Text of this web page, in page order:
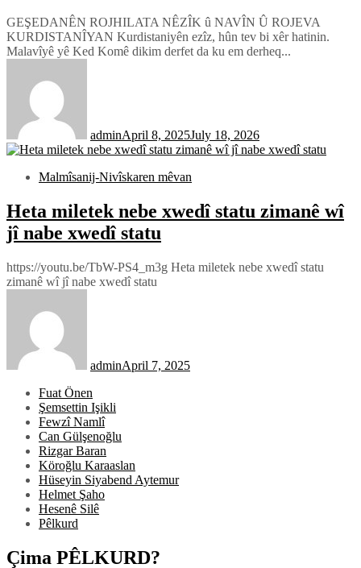
GEŞEDANÊN ROJHILATA NÊZÎK û NAVÎN Û ROJEVA
KURDISTANÎYAN Kurdistaniyên ezîz, hûn tev bi xêr hatinin.
Malavîyê yê Ked Komê dikim derfet da ku em derheq...
adminApril 8, 2025July 18, 2026
Malmîsanij-Nivîskaren mêvan
Heta miletek nebe xwedî statu zimanê wî
jî nabe xwedî statu
https://youtu.be/TbW-PS4_m3g Heta miletek nebe xwedî statu
zimanê wî jî nabe xwedî statu
adminApril 7, 2025
Fuat Önen
Şemsettin Işikli
Fewzî Namlî
Can Gülşenoğlu
Rizgar Baran
Köroğlu Karaaslan
Hüseyin Siyabend Aytemur
Helmet Şaho
Hesenê Silê
Pêlkurd
Çima PÊLKURD?